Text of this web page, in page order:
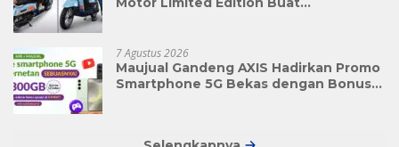
7 Agustus 2026
Maujual Gandeng AXIS Hadirkan Promo
Smartphone 5G Bekas dengan Bonus